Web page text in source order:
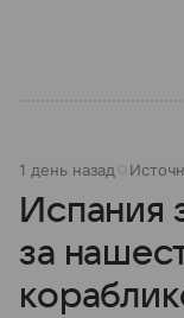
1 день назад
Испания
за